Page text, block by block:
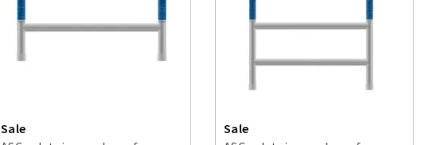
Sale
Sale